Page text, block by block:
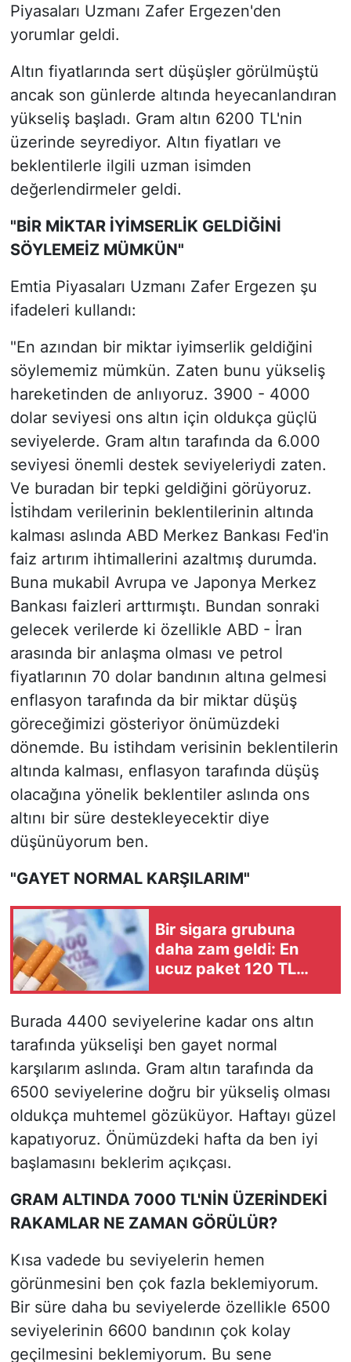
Piyasaları Uzmanı Zafer Ergezen'den
yorumlar geldi.
Altın fiyatlarında sert düşüşler görülmüştü
ancak son günlerde altında heyecanlandıran
yükseliş başladı. Gram altın 6200 TL'nin
üzerinde seyrediyor. Altın fiyatları ve
beklentilerle ilgili uzman isimden
değerlendirmeler geldi.
"BİR MİKTAR İYİMSERLİK GELDİĞİNİ
SÖYLEMEİZ MÜMKÜN"
Emtia Piyasaları Uzmanı Zafer Ergezen şu
ifadeleri kullandı:
"En azından bir miktar iyimserlik geldiğini
söylememiz mümkün. Zaten bunu yükseliş
hareketinden de anlıyoruz. 3900 - 4000
dolar seviyesi ons altın için oldukça güçlü
seviyelerde. Gram altın tarafında da 6.000
seviyesi önemli destek seviyeleriydi zaten.
Ve buradan bir tepki geldiğini görüyoruz.
İstihdam verilerinin beklentilerinin altında
kalması aslında ABD Merkez Bankası Fed'in
faiz artırım ihtimallerini azaltmış durumda.
Buna mukabil Avrupa ve Japonya Merkez
Bankası faizleri arttırmıştı. Bundan sonraki
gelecek verilerde ki özellikle ABD - İran
arasında bir anlaşma olması ve petrol
fiyatlarının 70 dolar bandının altına gelmesi
enflasyon tarafında da bir miktar düşüş
göreceğimizi gösteriyor önümüzdeki
dönemde. Bu istihdam verisinin beklentilerin
altında kalması, enflasyon tarafında düşüş
olacağına yönelik beklentiler aslında ons
altını bir süre destekleyecektir diye
düşünüyorum ben.
"GAYET NORMAL KARŞILARIM"
Bir sigara grubuna
daha zam geldi: En
ucuz paket 120 TL
Burada 4400 seviyelerine kadar ons altın
tarafında yükselişi ben gayet normal
karşılarım aslında. Gram altın tarafında da
6500 seviyelerine doğru bir yükseliş olması
oldukça muhtemel gözüküyor. Haftayı güzel
kapatıyoruz. Önümüzdeki hafta da ben iyi
başlamasını beklerim açıkçası.
GRAM ALTINDA 7000 TL'NİN ÜZERİNDEKİ
RAKAMLAR NE ZAMAN GÖRÜLÜR?
Kısa vadede bu seviyelerin hemen
görünmesini ben çok fazla beklemiyorum.
Bir süre daha bu seviyelerde özellikle 6500
seviyelerinin 6600 bandının çok kolay
geçilmesini beklemiyorum. Bu sene